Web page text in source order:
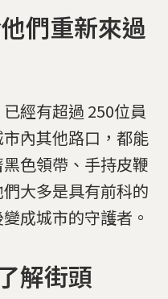
們重新來過
經有超過 250位員
內其他路口，都能
色領帶、手持皮鞭
大多是具有前科的
成城市的守護者。
解街頭